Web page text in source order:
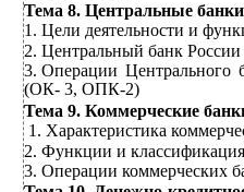
Тема 8. Центральные банки
1. Цели деятельности и
2. Центральный банк
3. Операции Центрального
(ОК- 3, ОПК-2)
Тема 9. Коммерческие
1. Характеристика
2. Функции и
3. Операции коммерческих